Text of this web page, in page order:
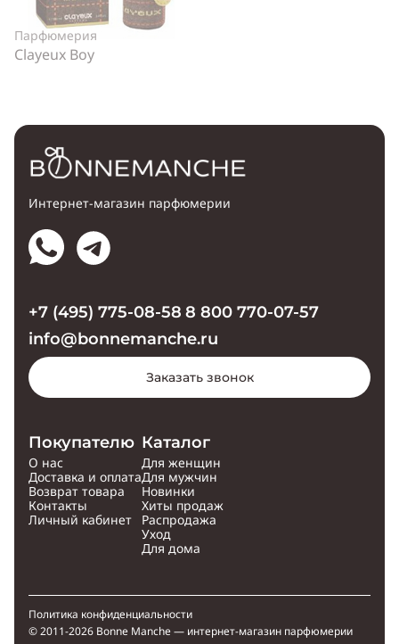
Парфюмерия
Clayeux Boy
Интернет-магазин парфюмерии
Покупателю
О нас
Доставка и оплата
Возврат товара
Контакты
Личный кабинет
Каталог
Для женщин
Для мужчин
Новинки
Хиты продаж
Распродажа
Уход
Для дома
+7 (495) 775-08-58 8 800 770-07-57
info@bonnemanche.ru
Заказать звонок
© 2011-2026 Bonne Manche — интернет-магазин парфюмерии
Политика конфиденциальности